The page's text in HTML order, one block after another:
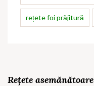
rețete foi prăjitură
Rețete asemănătoare